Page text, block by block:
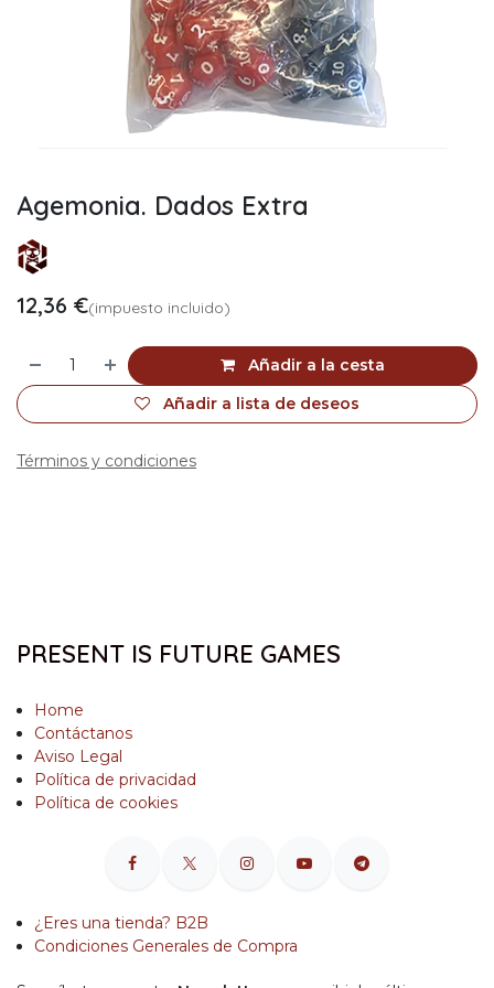
Agemonia. Dados Extra
12,36 €(impuesto incluido)
Añadir a la cesta
Añadir a lista de deseos
Términos y condiciones
PRESENT IS FUTURE GAMES
Home
Contáctanos
Aviso Legal
Política de privacidad
Política de cookies
¿Eres una tienda? B2B
Condiciones Generales de Compra